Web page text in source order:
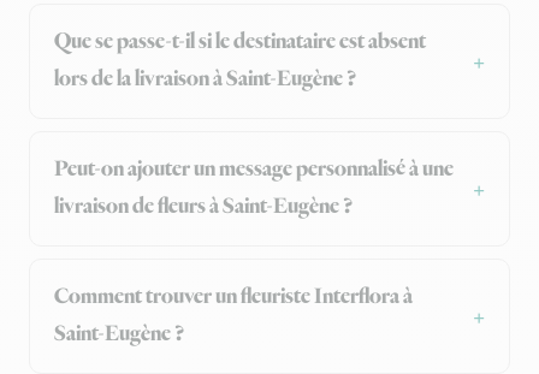
Que se passe-t-il si le destinataire est absent
lors de la livraison à Saint-Eugène ?
Peut-on ajouter un message personnalisé à une
livraison de fleurs à Saint-Eugène ?
Comment trouver un fleuriste Interflora à
Saint-Eugène ?